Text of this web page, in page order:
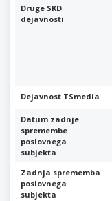
Druge SKD
dejavnosti
Dejavnost TSmedia
Datum zadnje
spremembe
poslovnega
subjekta
Zadnja sprememba
poslovnega
subjekta